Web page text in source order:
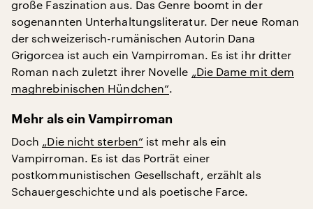
große Faszination aus. Das Genre boomt in der
sogenannten Unterhaltungsliteratur. Der neue Roman
der schweizerisch-rumänischen Autorin Dana
Grigorcea ist auch ein Vampirroman. Es ist ihr dritter
Roman nach zuletzt ihrer Novelle „Die Dame mit dem
maghrebinischen Hündchen“.
Mehr als ein Vampirroman
Doch „Die nicht sterben“ ist mehr als ein
Vampirroman. Es ist das Porträt einer
postkommunistischen Gesellschaft, erzählt als
Schauergeschichte und als poetische Farce.